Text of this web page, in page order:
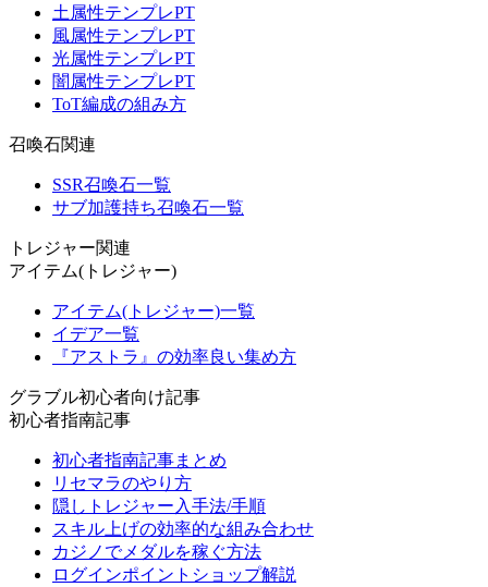
土属性テンプレPT
風属性テンプレPT
光属性テンプレPT
闇属性テンプレPT
ToT編成の組み方
召喚石関連
SSR召喚石一覧
サブ加護持ち召喚石一覧
トレジャー関連
アイテム(トレジャー)
アイテム(トレジャー)一覧
イデア一覧
『アストラ』の効率良い集め方
グラブル初心者向け記事
初心者指南記事
初心者指南記事まとめ
リセマラのやり方
隠しトレジャー入手法/手順
スキル上げの効率的な組み合わせ
カジノでメダルを稼ぐ方法
ログインポイントショップ解説